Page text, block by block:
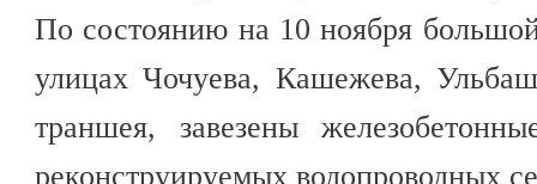
По состоянию на 10 ноября
улицах Чочуева, Кашежева,
траншея, завезены
реконструируемых водопроводных